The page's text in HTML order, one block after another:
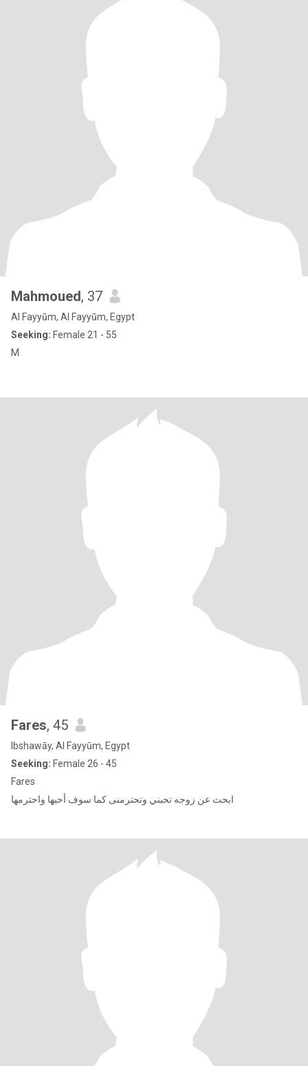
Mahmoued, 37
Al Fayyūm, Al Fayyūm, Egypt
Seeking: Female 21 - 55
M
Fares, 45
Ibshawāy, Al Fayyūm, Egypt
Seeking: Female 26 - 45
Fares
ابحث عن زوجه تحبني وتحترمنى كما سوف أحبها واحترمها